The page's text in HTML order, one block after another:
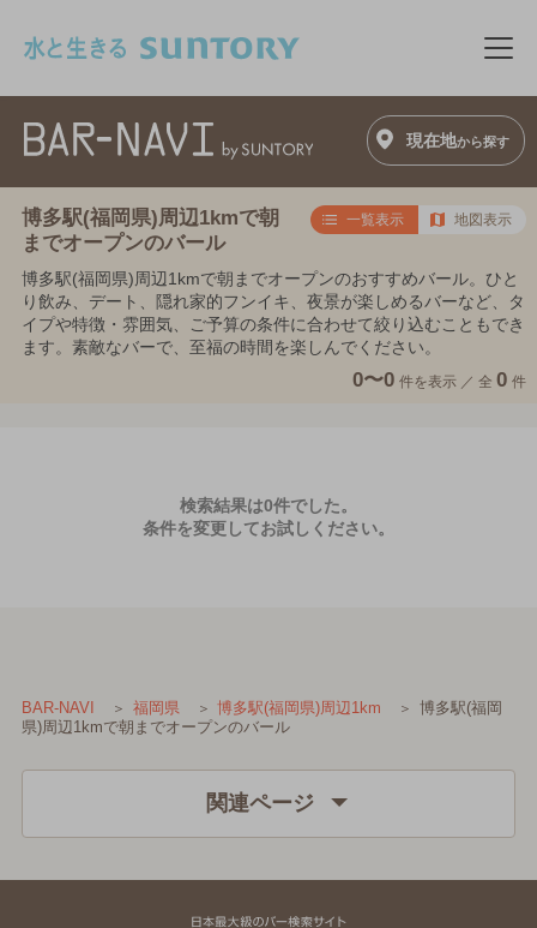
メ
現在地から探す
博多駅(福岡県)周辺1kmで朝
までオープンのバール
一覧表示 地図表示
博多駅(福岡県)周辺1kmで朝までオープンのおすすめバール。ひと
り飲み、デート、隠れ家的フンイキ、夜景が楽しめるバーなど、タ
イプや特徴・雰囲気、ご予算の条件に合わせて絞り込むこともでき
ます。素敵なバーで、至福の時間を楽しんでください。
0〜0 件を表示 ／ 全 0 件
検索結果は0件でした。
条件を変更してお試しください。
BAR-NAVI 福岡県 博多駅(福岡県)周辺1km
博多駅(福岡
県)周辺1kmで朝までオープンのバール
関連ページ